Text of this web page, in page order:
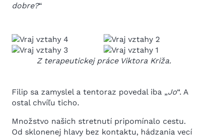
dobre?“
Z terapeutickej práce Viktora Križa.
Filip sa zamyslel a tentoraz povedal iba „Jo“. A
ostal chvíľu ticho.
Množstvo našich stretnutí pripomínalo cestu.
Od sklonenej hlavy bez kontaktu, hádzania vecí